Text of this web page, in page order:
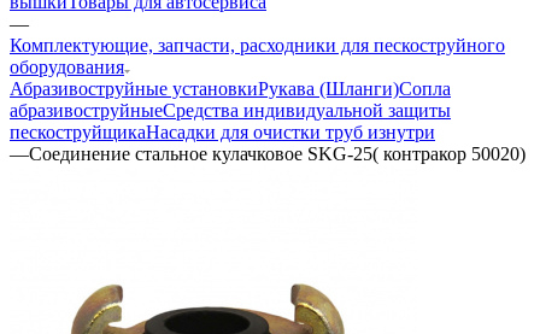
—
Комплектующие, запчасти, расходники для пескоструйного
оборудования
Абразивоструйные установкиРукава (Шланги)Сопла
абразивоструйныеСредства индивидуальной защиты
пескоструйщикаНасадки для очистки труб изнутри
—Соединение стальное кулачковое SKG-25( контракор 50020)